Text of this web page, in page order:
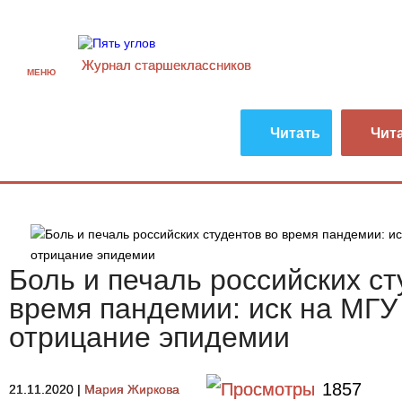
МЕНЮ Журнал старшекласcников
Читать
Боль и печаль российских
время пандемии: иск на
отрицание эпидемии
21.11.2020 | Мария Жиркова 1857